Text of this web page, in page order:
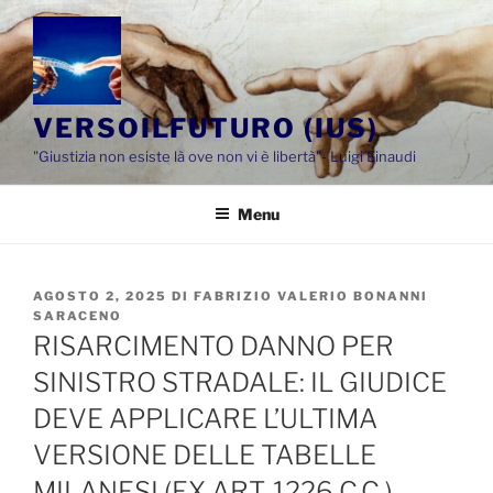
Salta
al
contenuto
VERSOILFUTURO (IUS)
"Giustizia non esiste là ove non vi è libertà"- Luigi Einaudi
Menu
PUBBLICATO
IL
AGOSTO 2, 2025 DI FABRIZIO VALERIO BONANNI
SARACENO
RISARCIMENTO DANNO PER
SINISTRO STRADALE: IL GIUDICE
DEVE APPLICARE L’ULTIMA
VERSIONE DELLE TABELLE